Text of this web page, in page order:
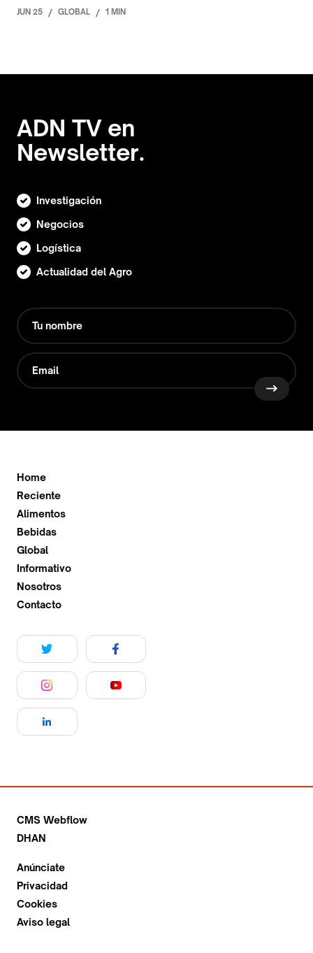
JUN 25 / GLOBAL / 1 MIN
ADN TV en
Newsletter.
Investigación
Negocios
Logística
Actualidad del Agro
Home
Reciente
Alimentos
Bebidas
Global
Informativo
Nosotros
Contacto
CMS Webflow
DHAN
Anúnciate
Privacidad
Cookies
Aviso legal